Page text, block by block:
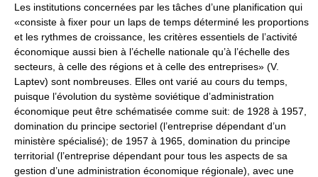
Les institutions concernées par les tâches d’une planification qui
«consiste à fixer pour un laps de temps déterminé les proportions
et les rythmes de croissance, les critères essentiels de l’activité
économique aussi bien à l’échelle nationale qu’à l’échelle des
secteurs, à celle des régions et à celle des entreprises» (V.
Laptev) sont nombreuses. Elles ont varié au cours du temps,
puisque l’évolution du système soviétique d’administration
économique peut être schématisée comme suit: de 1928 à 1957,
domination du principe sectoriel (l’entreprise dépendant d’un
ministère spécialisé); de 1957 à 1965, domination du principe
territorial (l’entreprise dépendant pour tous les aspects de sa
gestion d’une administration économique régionale), avec une